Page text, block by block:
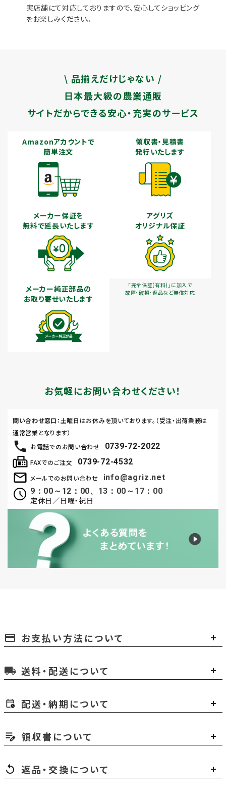
実店舗にて対応しておりますので、安心してショッピング
をお楽しみください。
\ 品揃えだけじゃない /
日本最大級の農業通販
サイトだからできる安心・充実のサービス
Amazonアカウントで
簡単注文
領収書・見積書
発行いたします
メーカー保証を
無料で延長いたします
アグリズ
オリジナル保証
「完全保証(有料)」に加入で
故障・破損・返品など無償対応
メーカー純正部品の
お取り寄せいたします
お気軽にお問い合わせください！
お電話でのお問い合わせ 0739-72-2022
メールでのお問い合わせ
info@agriz.net
9：00～12：00、13：00～17：00
定休日／日曜・祝日
FAXでのご注文 0739-72-4532
問い合わせ窓口 ：土曜日はお休みを頂いております。（受注・出荷業務は
通常営業となります）
payment お支払い方法について
local_shipping 送料・配送について
配送・納期について
領収書について
返品・交換について